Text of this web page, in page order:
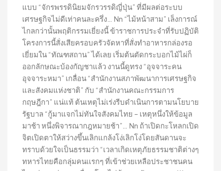
แบบ “จักรพรรดินิยมจักรวรรดิญี่ปุ่น” ที่มีผลต่อระบบ
เศรษฐกิจไม่ดีเท่าคนละครึ่ง… Nn “ไม้หน้าสาม” เล็งการณ์
ไกลกว่านั้นพฤติกรรมเยี่ยงนี้ ข้าราชการประจำที่รับปฏิบัติ
โครงการนี้สั่งเสียครอบครัวจัดหาที่สั่งทำอาหารกล่องรอ
เยี่ยมใน “ทัณฑสถาน” ได้เลย เริ่มต้นตัดกระบอกไม้ไผ่ก็
ออกลักษณะบ้องกัญชาแล้ว งานนี้ดูทรง “อุจจาระคน
อุจจาระหมา” เกลื่อน “สำนักงานสภาพัฒนาการเศรษฐกิจ
และสังคมแห่งชาติ” กับ “สำนักงานคณะกรรมการ
กฤษฎีกา” แน่แท้ ต้นเหตุไม่เร่งรีบดำเนินการตามนโยบาย
รัฐบาล “กู้มาแจกไม่ทันใจสังคมไทย – เหตุหนึ่งให้ข้อมูล
มาช้า หนึ่งพิจารณากฎหมายช้า”… Nn ถ้าเปิดกะโหลกเปิด
จิตเปิดตาให้สว่างขึ้นเลิกแกล้งโง่เลิกโง่โดยสันดานจะ
ทราบด้วยใจเป็นธรรมว่า “เวลาเกิดเหตุภัยธรรมชาติต่างๆ
ทหารไทยคือกลุ่มคนเเรกๆ ที่เข้าช่วยเหลือประชาชนคน